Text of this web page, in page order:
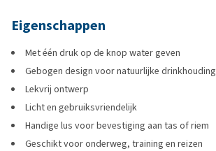
Eigenschappen
Met één druk op de knop water geven
Gebogen design voor natuurlijke drinkhouding
Lekvrij ontwerp
Licht en gebruiksvriendelijk
Handige lus voor bevestiging aan tas of riem
Geschikt voor onderweg, training en reizen